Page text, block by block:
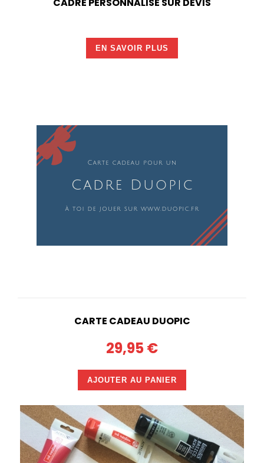
EN SAVOIR PLUS
CARTE CADEAU DUOPIC
29,95 €
AJOUTER AU PANIER